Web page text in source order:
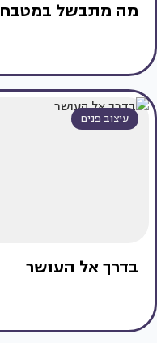
מה מתבשל במטבח
עיצוב פנים
בדרך אל העושר